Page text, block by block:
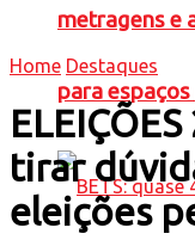
metragens e
para
Home Destaques
tirar
eleições